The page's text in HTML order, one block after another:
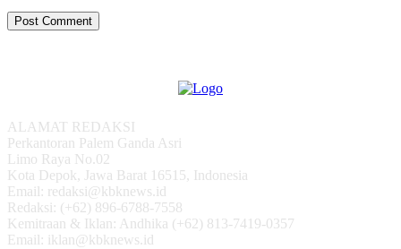
ALAMAT REDAKSI
Perkantoran Palem Ganda Asri
Limo Raya No.02
Kota Depok, Jawa Barat 16515, Indonesia
Email: redaksi@kbknews.id
Redaksi: (+62) 896-6788-7558
Kemitraan & Iklan: Andhika (+62) 813-7419-0357
Email: iklan@kbknews.id